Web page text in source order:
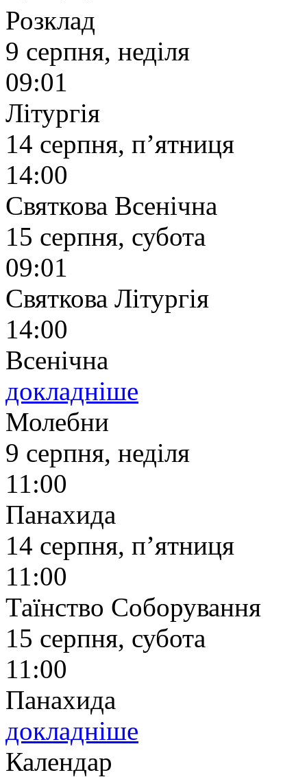
Розклад
9 серпня, неділя
09:01
Літургія
14 серпня, п’ятниця
14:00
Святкова Всенічна
15 серпня, субота
09:01
Святкова Літургія
14:00
Всенічна
докладніше
Молебни
9 серпня, неділя
11:00
Панахида
14 серпня, п’ятниця
11:00
Таїнство Соборування
15 серпня, субота
11:00
Панахида
докладніше
Календар